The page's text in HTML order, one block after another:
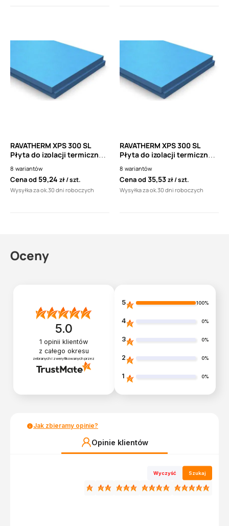
RAVATHERM XPS 300 SL
Płyta do izolacji termicznej
60 x 125 cm (polistyren
ekstrudowany XPS,
styrodur) 0,75m2
8 wariantów
Cena od 59,24 zł szt.
Wysyłka za ok.30 dni roboczych
RAVATHERM XPS 300 SL
Płyta do izolacji termicznej
60 x 125 cm (polistyren
ekstrudowany XPS,
styrodur) 0,75m2
8 wariantów
Cena od35,53zł szt.
Wysyłka za ok.30 dni roboczych
Oceny
5.0
1 opinii klientów
z całego okresu
zebranych i zweryfikowanych przez
5 100%
4 0%
3 0%
2 0%
1 0%
Jak zbieramy opinie?
Opinie klientów
Wyczyść Szukaj